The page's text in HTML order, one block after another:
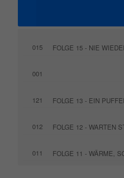
015 FOLGE 15 - NIE
001
121 FOLGE 13 - EIN
012
011 FOLGE 11 - WÄRME,